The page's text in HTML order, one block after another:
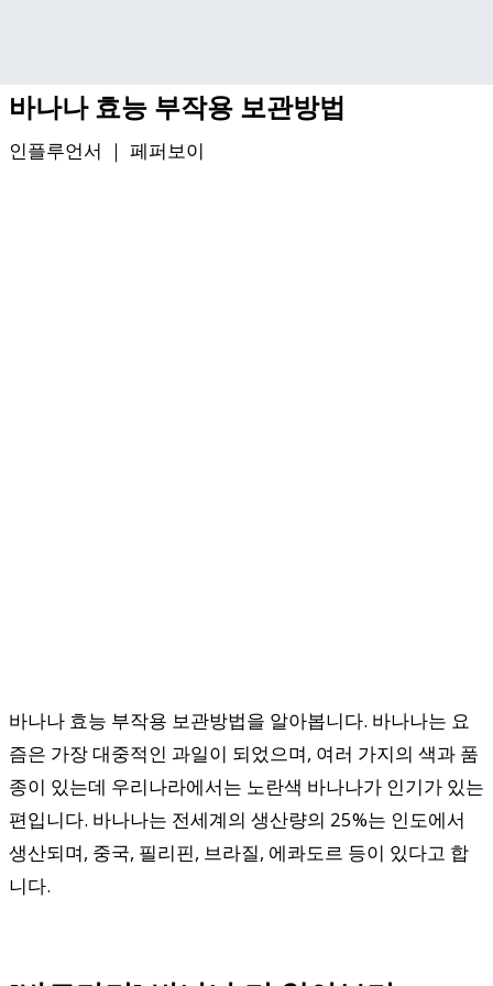
바나나 효능 부작용 보관방법
인플루언서 ｜ 페퍼보이
바나나 효능 부작용 보관방법을 알아봅니다. 바나나는 요
즘은 가장 대중적인 과일이 되었으며, 여러 가지의 색과 품
종이 있는데 우리나라에서는 노란색 바나나가 인기가 있는
편입니다. 바나나는 전세계의 생산량의 25%는 인도에서
생산되며, 중국, 필리핀, 브라질, 에콰도르 등이 있다고 합
니다.